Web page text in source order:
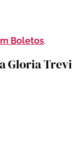
Boletos.
Gloria Trevi